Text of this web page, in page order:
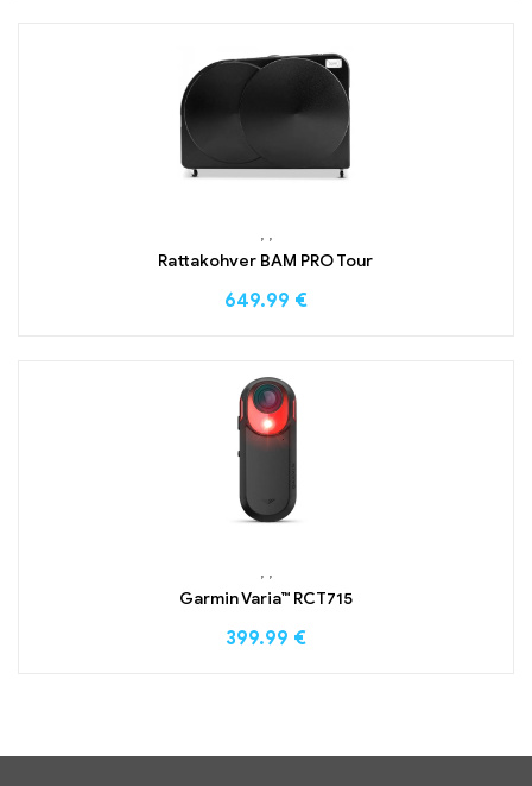
, ,
Rattakohver BAM PRO Tour
649.99 €
, ,
Garmin Varia™ RCT715
399.99 €